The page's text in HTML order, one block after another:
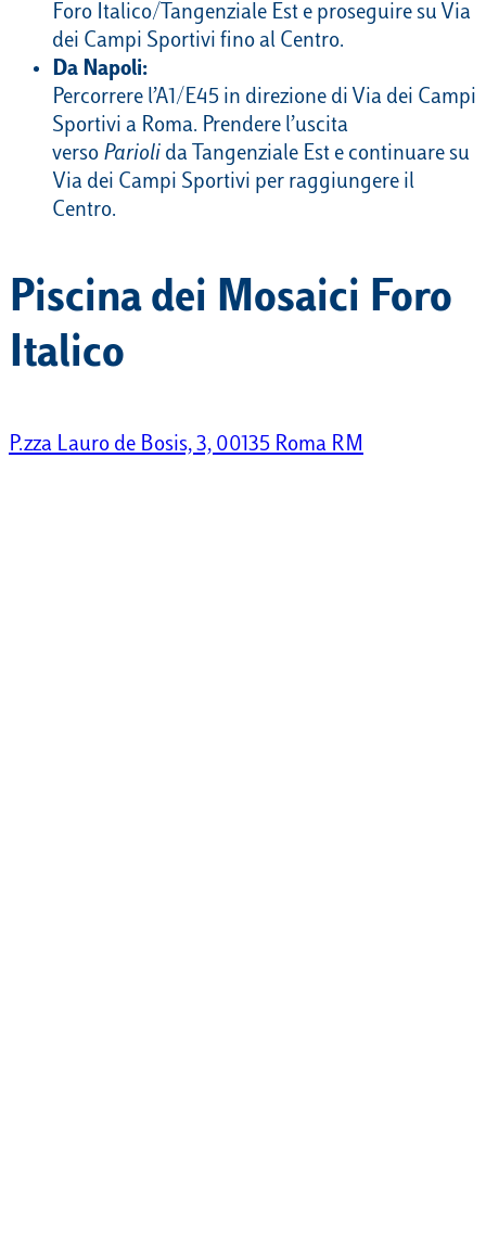
Foro Italico/Tangenziale Est e proseguire su Via
dei Campi Sportivi fino al Centro.
Da Napoli:
Percorrere l’A1/E45 in direzione di Via dei Campi
Sportivi a Roma. Prendere l’uscita
verso Parioli da Tangenziale Est e continuare su
Via dei Campi Sportivi per raggiungere il
Centro.
Piscina dei Mosaici Foro
Italico
P.zza Lauro de Bosis, 3, 00135 Roma RM